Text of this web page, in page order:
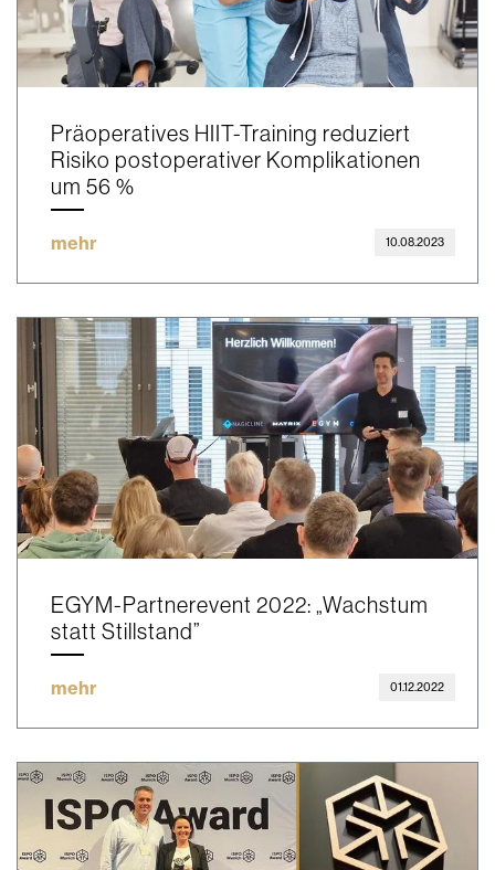
Präoperatives HIIT-Training reduziert
Risiko postoperativer Komplikationen
um 56 %
mehr 10.08.2023
EGYM-Partnerevent 2022: „Wachstum
statt Stillstand”
mehr 01.12.2022